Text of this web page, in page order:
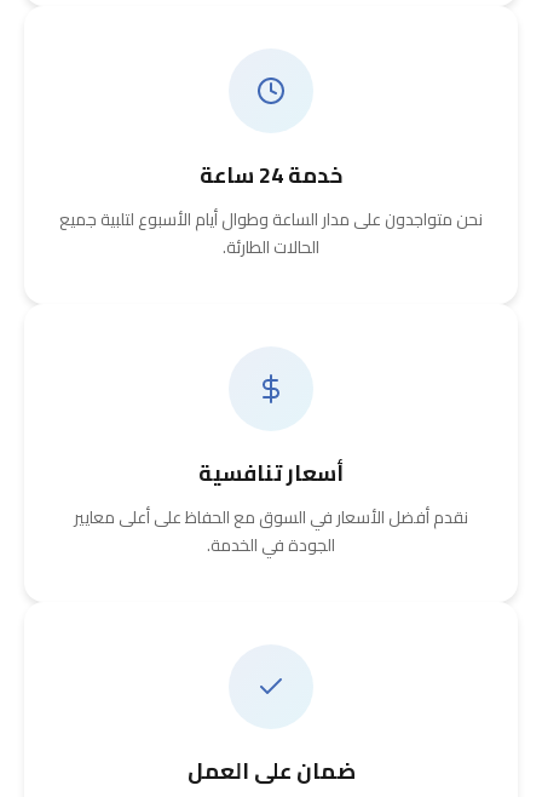
خدمة 24 ساعة
نحن متواجدون على مدار الساعة وطوال أيام الأسبوع لتلبية جميع
الحالات الطارئة.
أسعار تنافسية
نقدم أفضل الأسعار في السوق مع الحفاظ على أعلى معايير
الجودة في الخدمة.
ضمان على العمل